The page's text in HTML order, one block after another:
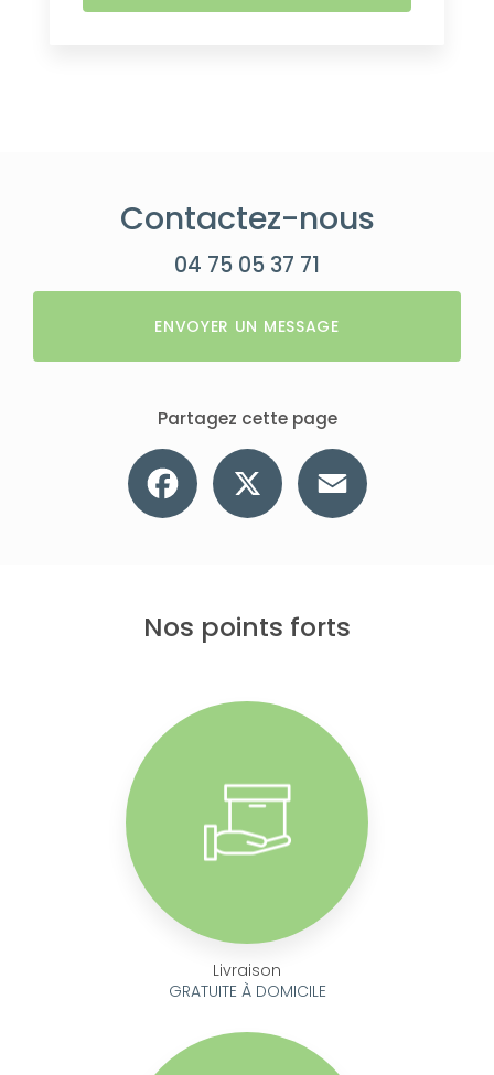
Contactez-nous
04 75 05 37 71
ENVOYER UN MESSAGE
Partagez cette page
Facebook
Nos points forts
Livraison
GRATUITE À DOMICILE